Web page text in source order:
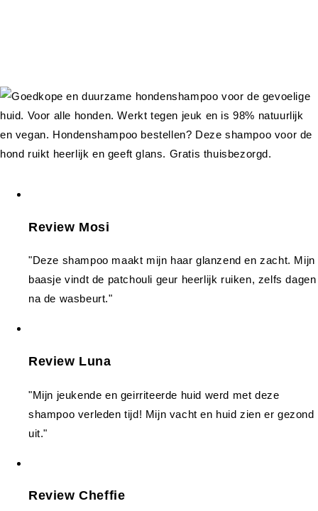
Review Mosi
"Deze shampoo maakt mijn haar glanzend en zacht. Mijn
baasje vindt de patchouli geur heerlijk ruiken, zelfs dagen
na de wasbeurt."
Review Luna
"Mijn jeukende en geirriteerde huid werd met deze
shampoo verleden tijd! Mijn vacht en huid zien er gezond
uit."
Review Cheffie